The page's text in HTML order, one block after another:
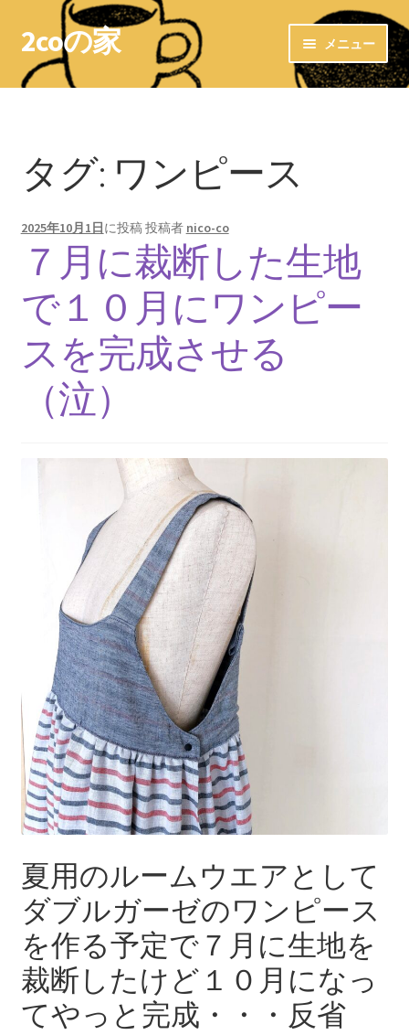
ナ
ビ
ゲ
ン
へ
キ
コ
ン
テ
ス
キ
プ
2coの家 メニュー
ホーム
お気に入りショップ
＊布ナプキン＊
布ナプキン〜洗濯方法〜
布ライナー
＊＊ 防水ホルダー ＊＊
＊＊ 防水有５層（一体型） ＊＊
タグ: ワンピース
2025年10月1日 に投稿投稿者 nico-co
７月に裁断した生地
で１０月にワンピー
スを完成させる
（泣）
夏用のルームウエアとして
ダブルガーゼのワンピース
を作る予定で７月に生地を
裁断したけど１０月になっ
てやっと完成・・・反省